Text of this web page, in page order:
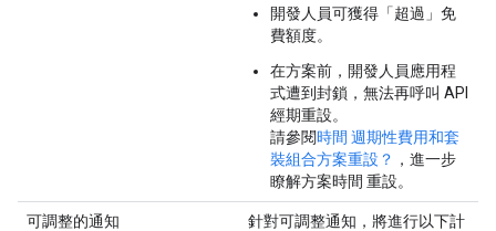
開發人員可獲得「超過」免
費額度。
在方案前，開發人員應用程
式遭到封鎖，無法再呼叫 API
經期重設。
請參閱時間 週期性費用和套
裝組合方案重設？ ，進一步
瞭解方案時間 重設。
可調整的通知
針對可調整通知，將進行以下計